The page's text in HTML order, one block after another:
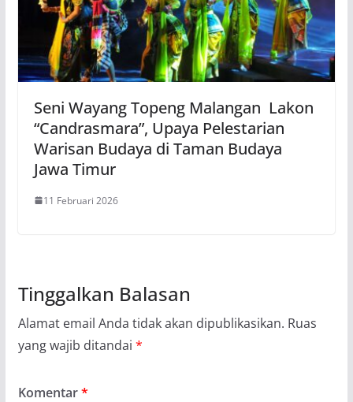
Seni Wayang Topeng Malangan Lakon
“Candrasmara”, Upaya Pelestarian
Warisan Budaya di Taman Budaya
Jawa Timur
11 Februari 2026
Tinggalkan Balasan
Alamat email Anda tidak akan dipublikasikan. Ruas
yang wajib ditandai *
Komentar*